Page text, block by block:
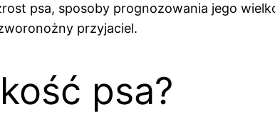
psa, sposoby prognozowania jego
przyjaciel.
psa?